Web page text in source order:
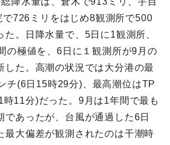
726ミリをはじめ8観測所で500
た。日降水量で、5日に1観測所、
の極値を、6日に１観測所が9月の
した。高潮の状況では大分港の最
チ(6日15時29分)、最高潮位はTP
時11分)だった。9月は1年間で最も
であったが、台風が通過した6日
最大偏差が観測されたのは干潮時